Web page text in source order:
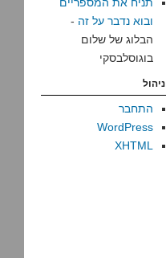
ובוא נדבר על זה -
הבלוג של שלום
בוגוסלבסקי
ניהול
התחבר
WordPress
XHTML